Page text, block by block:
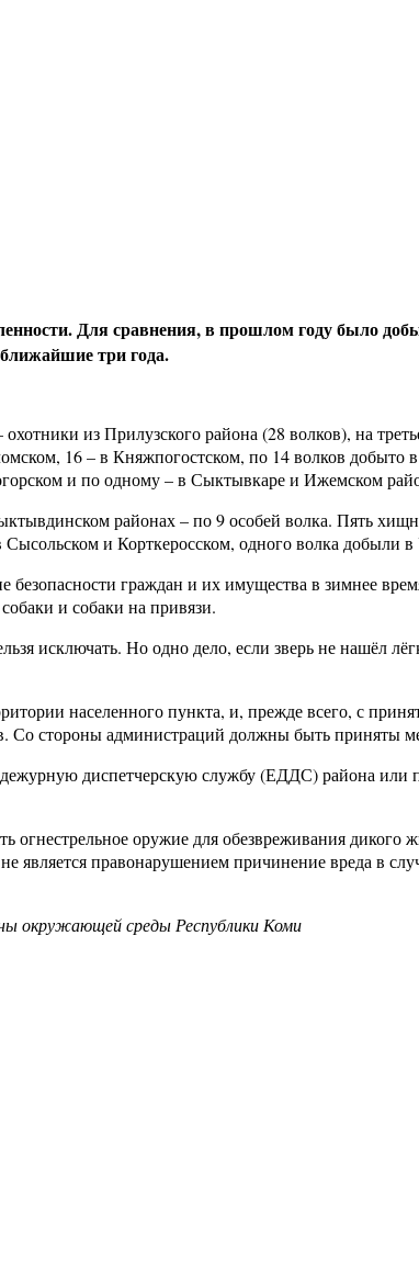
Для сравнения, в прошлом году было
три года.
из Прилузского района (28 волков), на
16 – в Княжпогостском, по 14 волков добыто
и по одному – в Сыктывкаре и Ижемском
районах – по 9 особей волка. Пять
и Корткеросском, одного волка добыли
граждан и их имущества в зимнее
и собаки на привязи.
исключать. Но одно дело, если зверь не нашёл
населенного пункта, и, прежде всего, с
Со стороны администраций должны быть приняты
диспетчерскую службу (ЕДДС) района или
оружие для обезвреживания дикого
является правонарушением причинение вреда в
окружающей среды Республики Коми